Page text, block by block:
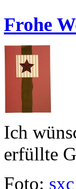
Frohe
Ich
erfüllte
Foto: sxc